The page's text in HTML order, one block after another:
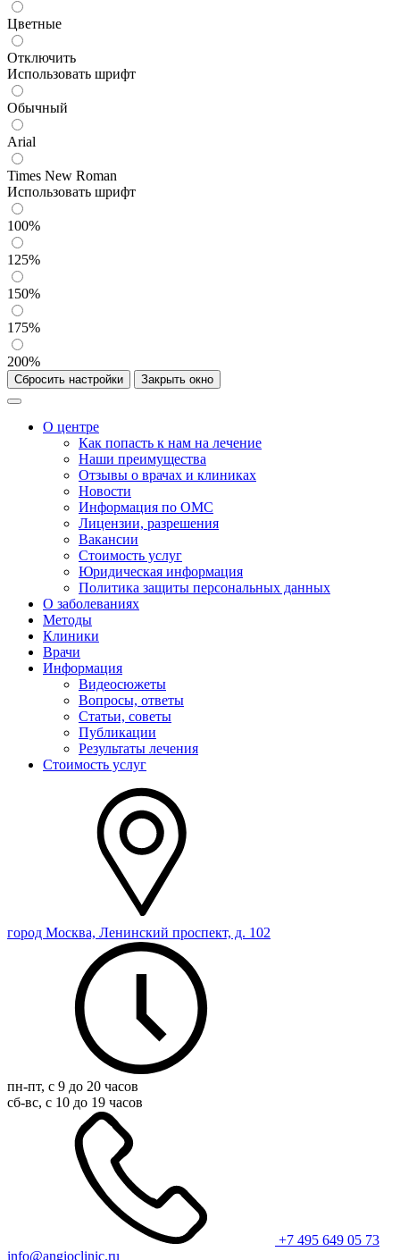
Цветные
Отключить
Использовать шрифт
Обычный
Arial
Times New Roman
Использовать шрифт
100%
125%
150%
175%
200%
Сбросить настройки Закрыть окно
О центре
Как попасть к нам на лечение
Наши преимущества
Отзывы о врачах и клиниках
Новости
Информация по ОМС
Лицензии, разрешения
Вакансии
Стоимость услуг
Юридическая информация
Политика защиты персональных данных
О заболеваниях
Методы
Клиники
Врачи
Информация
Видеосюжеты
Вопросы, ответы
Статьи, советы
Публикации
Результаты лечения
Стоимость услуг
город Москва, Ленинский проспект, д. 102
пн-пт, с 9 до 20 часов
сб-вс, с 10 до 19 часов
+7 495 649 05 73
info@angioclinic.ru